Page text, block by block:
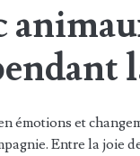
émotions et
Entre la joie